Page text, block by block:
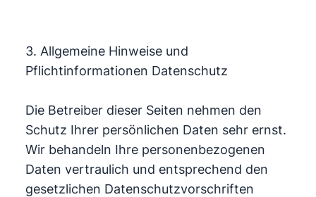
3. Allgemeine Hinweise und
Pflichtinformationen Datenschutz
Die Betreiber dieser Seiten nehmen den
Schutz Ihrer persönlichen Daten sehr ernst.
Wir behandeln Ihre personenbezogenen
Daten vertraulich und entsprechend den
gesetzlichen Datenschutzvorschriften